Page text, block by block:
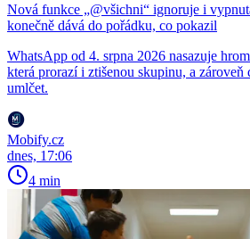
Nová funkce „@všichni“ ignoruje i
konečně dává do pořádku, co pokazil
WhatsApp od 4. srpna 2026 nasazuje
která prorazí i ztišenou skupinu, a
umlčet.
Mobify.cz
dnes, 17:06
4 min